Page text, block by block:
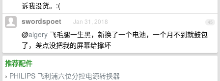
诉我没货。:(
45
swordspoet Jan 31, 2018
@algery 飞毛腿一生黑，新换了一个电池，一个月不到就鼓包
了，差点没把我的屏幕给撑坏
推荐配件
› PHILIPS 飞利浦六位分控电源转换器